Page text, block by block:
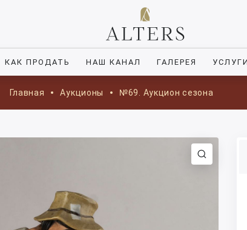
КАК ПРОДАТЬ НАШ КАНАЛ ГАЛЕРЕЯ
Главная Аукционы №69. Аукцион сезона